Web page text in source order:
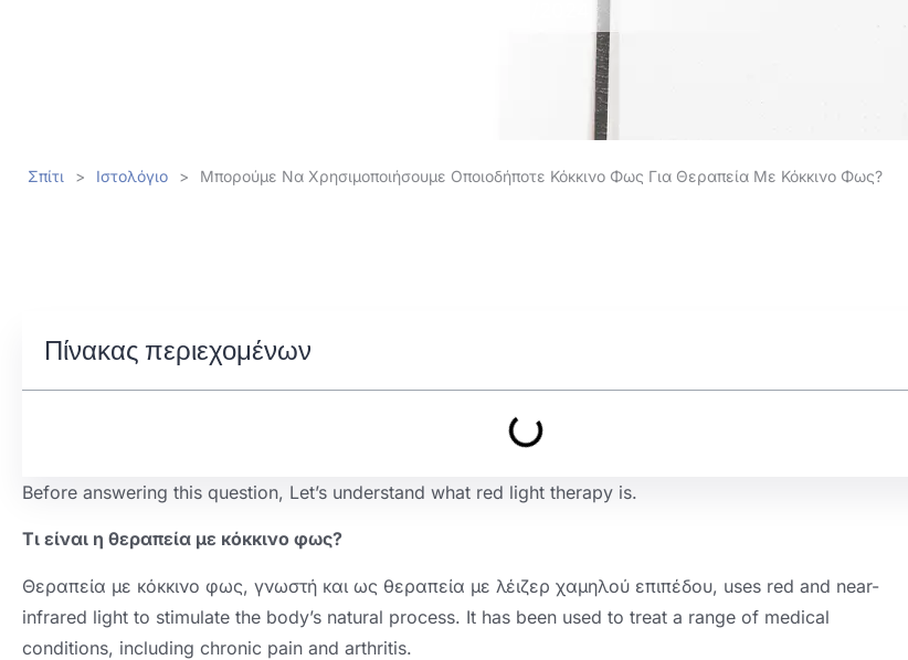
Σπίτι > Ιστολόγιο > Μπορούμε Να Χρησιμοποιήσουμε Οποιοδήποτε Κόκκινο Φως Για Θεραπεία Με Κόκκινο Φως?
Πίνακας περιεχομένων
Before answering this question, Let’s understand what red light therapy is.
Τι είναι η θεραπεία με κόκκινο φως?
Θεραπεία με κόκκινο φως, γνωστή και ως θεραπεία με λέιζερ χαμηλού επιπέδου, uses red and near-
infrared light to stimulate the body’s natural process. It has been used to treat a range of medical
conditions, including chronic pain and arthritis.